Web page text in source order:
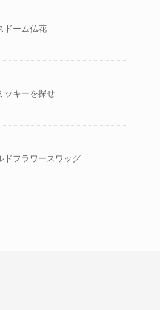
ドーム仏花
ッキーを探せ
ドフラワースワッグ